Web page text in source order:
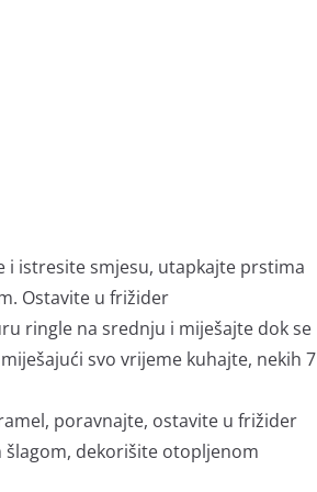
i istresite smjesu, utapkajte prstima
Ostavite u frižider
ringle na srednju i miješajte dok se
svo vrijeme kuhajte, nekih 7
poravnajte, ostavite u frižider
dekorišite otopljenom